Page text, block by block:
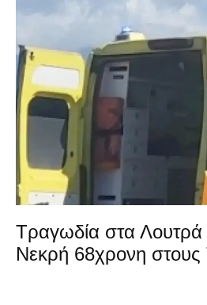
Τραγωδία στα Λουτρά
Νεκρή 68χρονη